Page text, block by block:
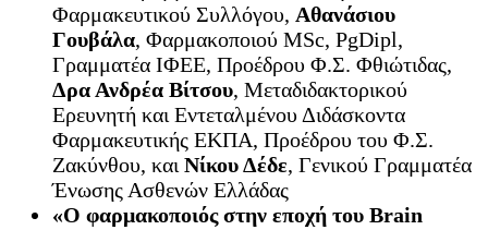
Φαρμακευτικού Συλλόγου, Αθανάσιου
Γουβάλα, Φαρμακοποιού MSc, PgDipl,
Γραμματέα ΙΦΕΕ, Προέδρου Φ.Σ. Φθιώτιδας,
Δρα Ανδρέα Βίτσου, Μεταδιδακτορικού
Ερευνητή και Εντεταλμένου Διδάσκοντα
Φαρμακευτικής ΕΚΠΑ, Προέδρου του Φ.Σ.
Ζακύνθου, και Νίκου Δέδε, Γενικού Γραμματέα
Ένωσης Ασθενών Ελλάδας
«Ο φαρμακοποιός στην εποχή του Brain